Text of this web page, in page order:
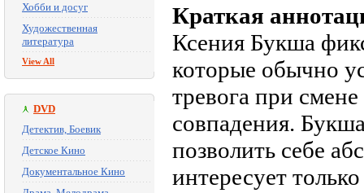
Хобби и досуг
Художественная
литература
View All
DVD
Детектив, Боевик
Детское Кино
Документальное Кино
Краткая
Ксения Букша
которые обычно
тревога при
совпадения.
позволить себе
интересует